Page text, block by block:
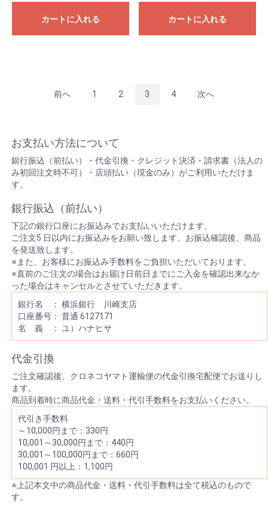
カートに入れる カートに入れる
前へ 1 2 3 4 次へ
お支払い方法について
銀行振込（前払い）・代金引換・クレジット決済・請求書（法人の
み初回注文時不可）・店頭払い（現金のみ）がご利用いただけま
す。
銀行振込（前払い）
下記の銀行口座にお振込みでお支払いいただけます。
ご注文5 日以内にお振込みをお願い致します。お振込確認後、商品
を発送致します。
※また、お客様にお振込み手数料をご負担いただいております。
※直前のご注文の場合はお届け日前日までにご入金を確認出来なか
った場合はキャンセルとさせていただきます。
銀行名 ： 横浜銀行 川崎支店
口座番号： 普通 6127171
名 義 ： ユ）ハナヒサ
代金引換
ご注文確認後、クロネコヤマト運輸便の代金引換宅配便でお送りし
ます。
商品到着時に商品代金・送料・代引手数料をお支払いください。
代引き手数料
～10,000円まで：330円
10,001～30,000円まで：440円
30,001～100,000円まで：660円
100,001 円以上：1,100円
※上記本文中の商品代金・送料・代引手数料は全て税込のもので
す。